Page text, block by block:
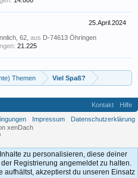
25.April.2024
62, aus D-74613 Öhringen
21.225
Themen Viel Spaß?
Kontakt
Hilfe
Impressum
Datenschutzerklärung
xenDach
zu personalisieren, diese deiner
Registrierung angemeldet zu halten.
aufhältst, akzeptierst du unseren Einsatz